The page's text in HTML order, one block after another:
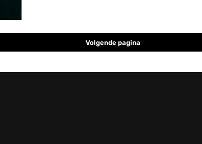
Volgende pagina